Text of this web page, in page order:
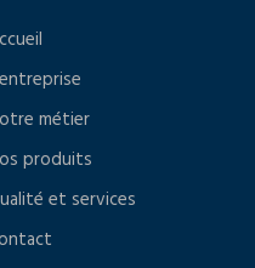
métier
produits
et services